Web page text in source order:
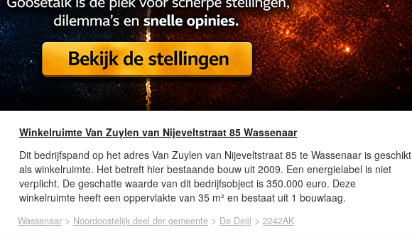
Winkelruimte Van Zuylen van Nijeveltstraat 85 Wassenaar
Dit bedrijfspand op het adres Van Zuylen van Nijeveltstraat 85 te Wassenaar is geschikt
als winkelruimte. Het betreft hier bestaande bouw uit 2009. Een energielabel is niet
verplicht. De geschatte waarde van dit bedrijfsobject is 350.000 euro. Deze
winkelruimte heeft een oppervlakte van 35 m² en bestaat uit 1 bouwlaag.
Wassenaar > Noordoostelijk deel der gemeente > De Deijl > 2242AK